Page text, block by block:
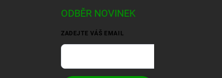
ODBĚR NOVINEK
ZADEJTE VÁŠ EMAIL